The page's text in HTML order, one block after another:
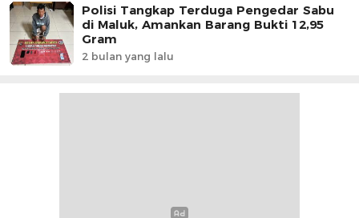
Polisi Tangkap Terduga Pengedar Sabu
di Maluk, Amankan Barang Bukti 12,95
Gram
2 bulan yang lalu